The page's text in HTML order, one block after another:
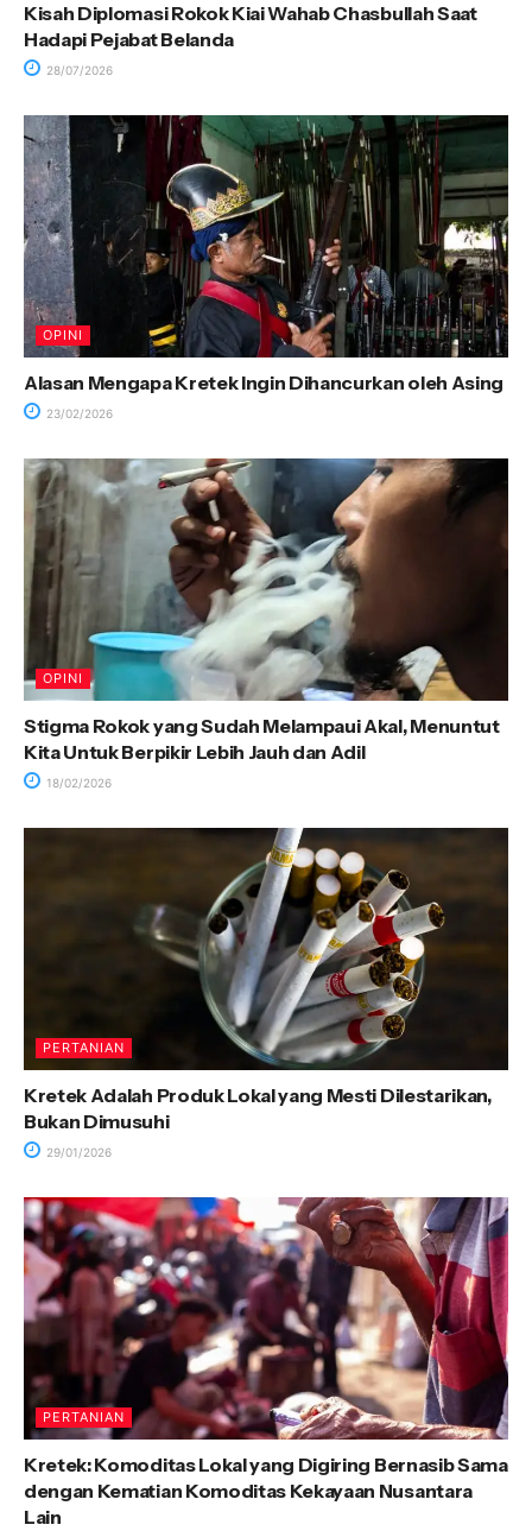
Kisah Diplomasi Rokok Kiai Wahab Chasbullah Saat
Hadapi Pejabat Belanda
28/07/2026
OPINI
Alasan Mengapa Kretek Ingin Dihancurkan oleh Asing
23/02/2026
OPINI
Stigma Rokok yang Sudah Melampaui Akal, Menuntut
Kita Untuk Berpikir Lebih Jauh dan Adil
18/02/2026
PERTANIAN
Kretek Adalah Produk Lokal yang Mesti Dilestarikan,
Bukan Dimusuhi
29/01/2026
PERTANIAN
Kretek: Komoditas Lokal yang Digiring Bernasib Sama
dengan Kematian Komoditas Kekayaan Nusantara
Lain